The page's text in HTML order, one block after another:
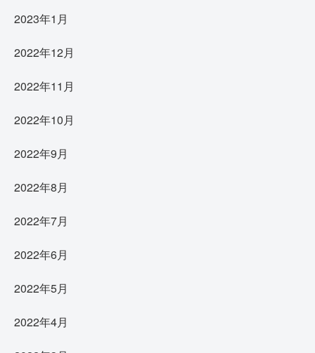
2023年1月
2022年12月
2022年11月
2022年10月
2022年9月
2022年8月
2022年7月
2022年6月
2022年5月
2022年4月